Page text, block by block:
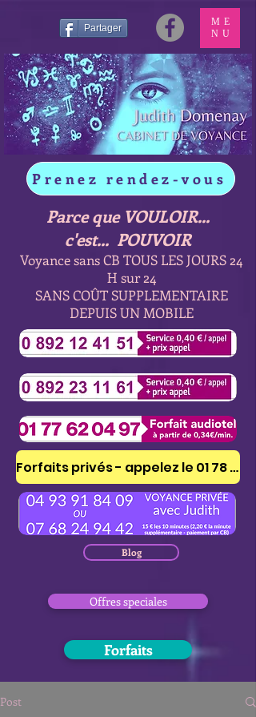
Partager
Prenez rendez-vous
Parce que VOULOIR...
c'est... POUVOIR
Voyance sans CB TOUS LES JOURS 24
H sur 24
SANS COÛT SUPPLEMENTAIRE
DEPUIS UN MOBILE
Blog
Offres speciales
ME
NU
Forfaits
Forfaits privés - appelez le 01 78 41 53 51
Post